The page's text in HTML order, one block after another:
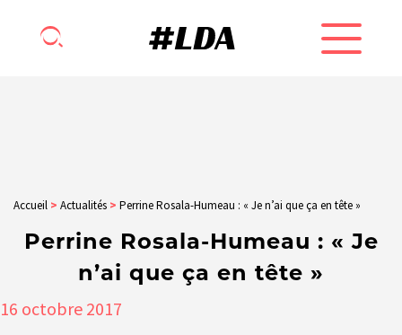
Accueil > Actualités > Perrine Rosala-Humeau : « Je n’ai que ça en tête »
Perrine Rosala-Humeau : « Je
n’ai que ça en tête »
16 octobre 2017